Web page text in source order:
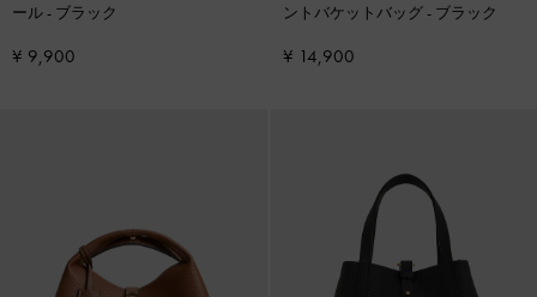
ール- ブラック
¥ 9,900
ントバケットバッグ- ブラック
¥ 14,900